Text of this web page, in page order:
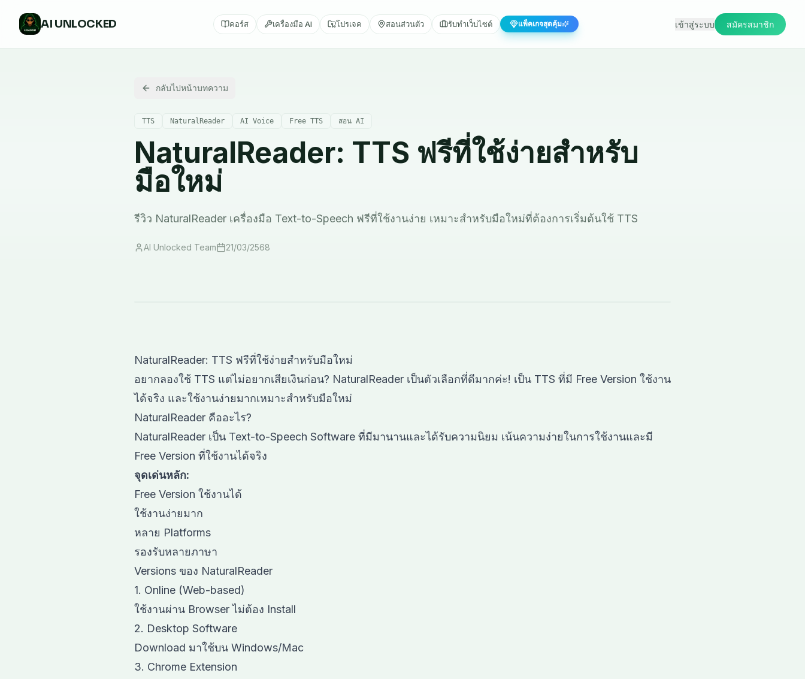
AI UNLOCKED คอร์ส เครื่องมือ AI โปรเจค สอนส่วนตัว รับทำเว็บไซต์ แพ็คเกจสุดคุ้ม เข้าสู่ระบบ สมัครสมาชิก
กลับไปหน้าบทความ
TTS NaturalReader AI Voice Free TTS สอน AI
NaturalReader: TTS ฟรีที่ใช้ง่ายสำหรับ
มือใหม่
รีวิว NaturalReader เครื่องมือ Text-to-Speech ฟรีที่ใช้งานง่าย เหมาะสำหรับมือใหม่ที่ต้องการเริ่มต้นใช้ TTS
AI Unlocked Team 21/03/2568
NaturalReader: TTS ฟรีที่ใช้ง่ายสำหรับมือใหม่
อยากลองใช้ TTS แต่ไม่อยากเสียเงินก่อน? NaturalReader เป็นตัวเลือกที่ดีมากค่ะ! เป็น TTS ที่มี Free Version ใช้งาน
ได้จริง และใช้งานง่ายมากเหมาะสำหรับมือใหม่
NaturalReader คืออะไร?
NaturalReader เป็น Text-to-Speech Software ที่มีมานานและได้รับความนิยม เน้นความง่ายในการใช้งานและมี
Free Version ที่ใช้งานได้จริง
จุดเด่นหลัก:
Free Version ใช้งานได้
ใช้งานง่ายมาก
หลาย Platforms
รองรับหลายภาษา
Versions ของ NaturalReader
1. Online (Web-based)
ใช้งานผ่าน Browser ไม่ต้อง Install
2. Desktop Software
Download มาใช้บน Windows/Mac
3. Chrome Extension